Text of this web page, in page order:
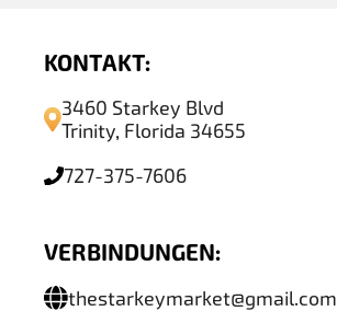
KONTAKT:
3460 Starkey Blvd
Trinity, Florida 34655
727-375-7606
VERBINDUNGEN:
thestarkeymarket@gmail.com